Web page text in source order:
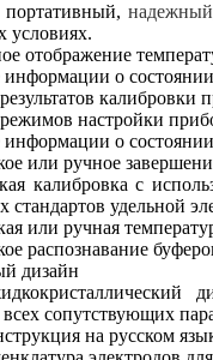
условиях.
отображение
о состоянии
настройки
о
или ручное
калибровка с
удельной
или ручная
распознавание
дизайн
сопутствующих
на русском